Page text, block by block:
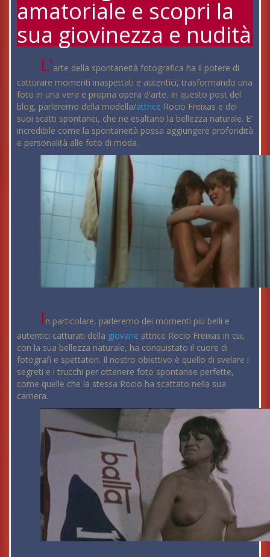
amatoriale e scopri la
sua giovinezza e nudità
L'arte della spontaneità fotografica ha il potere di
catturare momenti inaspettati e autentici, trasformando una
foto in una vera e propria opera d'arte. In questo post del
blog, parleremo della modella/attrice Rocio Freixas e dei
suoi scatti spontanei, che ne esaltano la bellezza naturale. E'
incredibile come la spontaneità possa aggiungere profondità
e personalità alle foto di moda.
In particolare, parleremo dei momenti più belli e
autentici catturati della giovane attrice Rocio Freixas in cui,
con la sua bellezza naturale, ha conquistato il cuore di
fotografi e spettatori. Il nostro obiettivo è quello di svelare i
segreti e i trucchi per ottenere foto spontanee perfette,
come quelle che la stessa Rocio ha scattato nella sua
carriera.